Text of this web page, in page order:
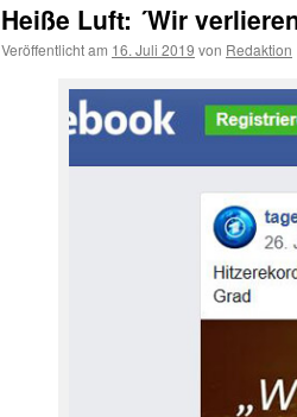
Heiße Luft: ´Wir
Veröffentlicht am 16. Juli 2019 von Redaktion